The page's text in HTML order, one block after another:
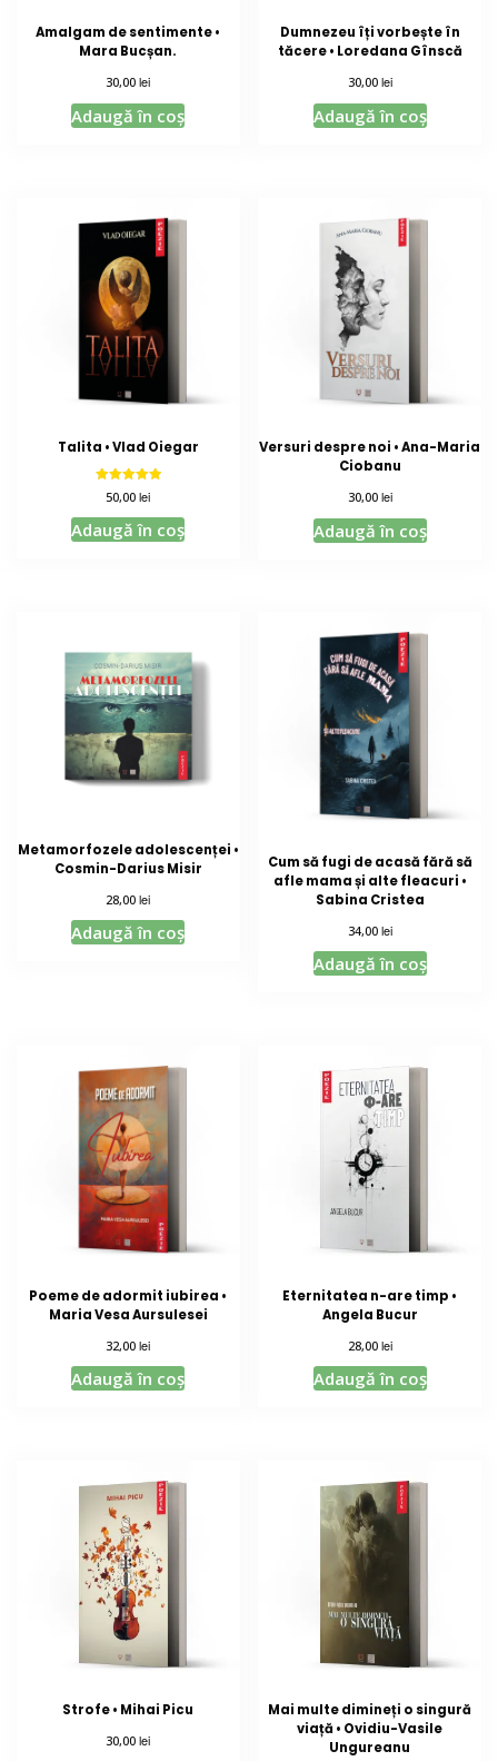
Amalgam de sentimente •
Mara Bucșan.
30,00lei
Adaugă în coș
Dumnezeu îți vorbește în
tăcere • Loredana Gînscă
30,00 lei
Adaugă în coș
Talita • Vlad Oiegar
Evaluat la
5.00
50,00lei
Adaugă în coș
Versuri despre noi • Ana-Maria
Ciobanu
30,00 lei
Adaugă în coș
Metamorfozele adolescenței •
Cosmin-Darius Misir
28,00lei
Adaugă în coș
Cum să fugi de acasă fără să
afle mama și alte fleacuri •
Sabina Cristea
34,00 lei
Adaugă în coș
Poeme de adormit iubirea •
Maria Vesa Aursulesei
32,00lei
Adaugă în coș
Eternitatea n-are timp •
Angela Bucur
28,00 lei
Adaugă în coș
Strofe • Mihai Picu
30,00lei
Mai multe dimineți o singură
viață • Ovidiu-Vasile
Ungureanu